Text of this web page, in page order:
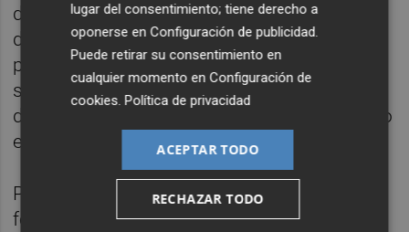
de cada uno, pero también se ejerce desde
diferentes ámbitos como la familia, la
publicidad o la religión. La acción de Galán
se completa con un video donde aparecen
diferentes mujeres manifestándose por todo
el mundo.
Precisamente, las protestas públicas
feministas centran el trabajo deMaría María
lugar del consentimiento; tiene derecho a
oponerse enConfiguración de publicidad.
Puede retirar su consentimiento en
cualquier momento enConfiguración de
cookies.Política de privacidad
ACEPTAR TODO
RECHAZAR TODO